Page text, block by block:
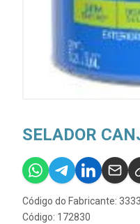
SELADOR
Código do Fabricante:
Código: 172830